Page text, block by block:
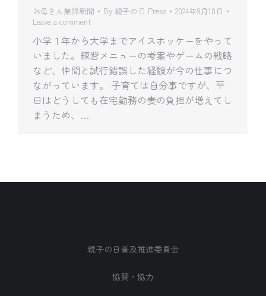
お母さん業界新聞 By 親子の日 Press
2024年9月18日
Leave a comment
小学１年から大学までアイスホッケーをやって
いました。練習メニューの考案やゲームの戦略
など、仲間と試行錯誤した経験が今の仕事につ
ながっています。 子育ては自分事ですが、平
日はどうしても在宅勤務の妻の負担が増えてし
まうため、…
親子の日普及推進委員会
協賛・協力